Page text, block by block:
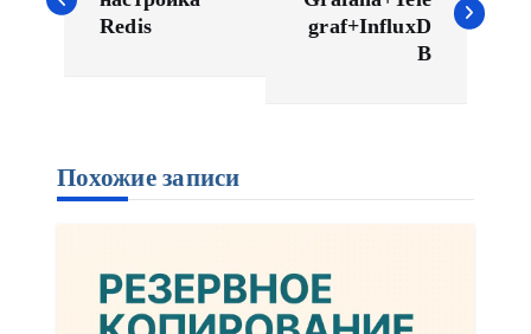
Redis
graf+InfluxD
B
Похожие записи